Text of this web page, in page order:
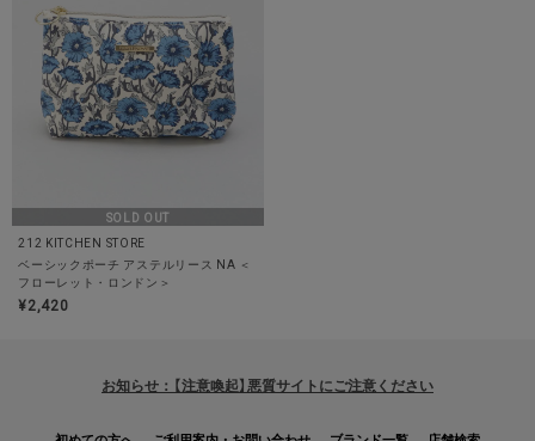
SOLD OUT
212 KITCHEN STORE
ベーシックポーチ アステルリース NA ＜
フローレット・ロンドン＞
¥2,420
お知らせ：【注意喚起】悪質サイトにご注意ください